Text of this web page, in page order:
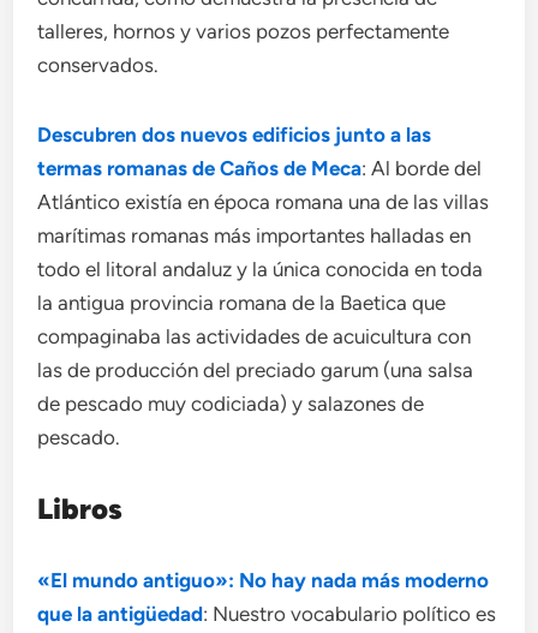
talleres, hornos y varios pozos perfectamente
conservados.
Descubren dos nuevos edificios junto a las
termas romanas de Caños de Meca: Al borde del
Atlántico existía en época romana una de las villas
marítimas romanas más importantes halladas en
todo el litoral andaluz y la única conocida en toda
la antigua provincia romana de la Baetica que
compaginaba las actividades de acuicultura con
las de producción del preciado garum (una salsa
de pescado muy codiciada) y salazones de
pescado.
Libros
«El mundo antiguo»: No hay nada más moderno
que la antigüedad: Nuestro vocabulario político es